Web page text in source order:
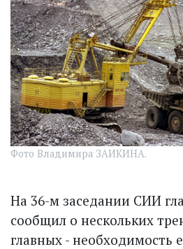
Фото Владимира ЗАИКИНА.
На 36-м заседании СИИ
сообщил о нескольких
главных - необходимость